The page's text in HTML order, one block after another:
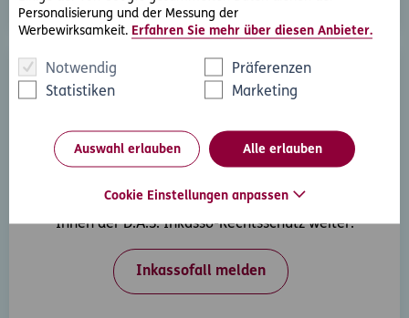
Personalisierung und der Messung der
Werbewirksamkeit. Erfahren Sie mehr über diesen Anbieter.
Notwendig
Präferenzen
Statistiken
Marketing
Auswahl erlauben Alle erlauben
Cookie Einstellungen anpassen
Wenn Ihre Kunden in Zahlungsverzug geraten, hilft
Ihnen der D.A.S. Inkasso-Rechtsschutz weiter.
Inkassofall melden